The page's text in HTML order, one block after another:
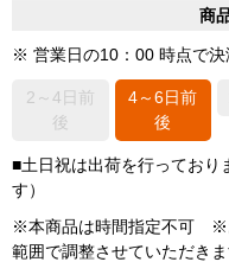
商
※ 営業日の10：00 時点で
2～4日前
後
4～6日前
後
■土日祝は出荷を行っており
す）
※本商品は時間指定不可 ※
範囲で調整させていただき